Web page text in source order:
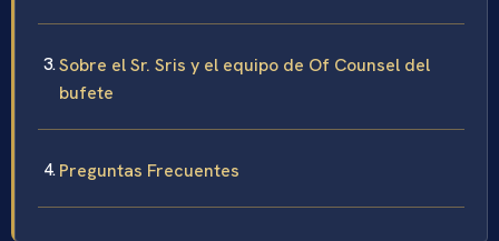
Sobre el Sr. Sris y el equipo de Of Counsel del
bufete
Preguntas Frecuentes